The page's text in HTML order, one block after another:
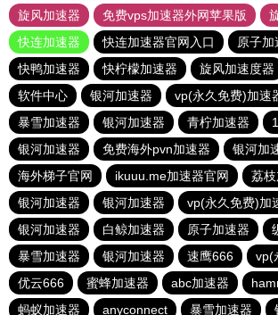
旋风加速器
免费vps加速器外网苹果版
快连加速器
快连加速器官网入口
原子加
快鸭加速器
快柠檬加速器 旋风加速度器
软件中心
银河加速器 vp(永久免费)加速
暴雪加速器
银河加速器 青柠加速器
银河加速器
免费海外pvn加速器
银河加
海外梯子官网
ikuuu.me加速器官网
荔
银河加速器
银河加速器
vp(永久免费)加
银河加速器
白鲸加速器 原子加速器
暴雪加速器
银河加速器 速鹰666
vp(
优云666
蜜蜂加速器 abc加速器
蚂蚁加速器
anyconnect 暴雪加速器